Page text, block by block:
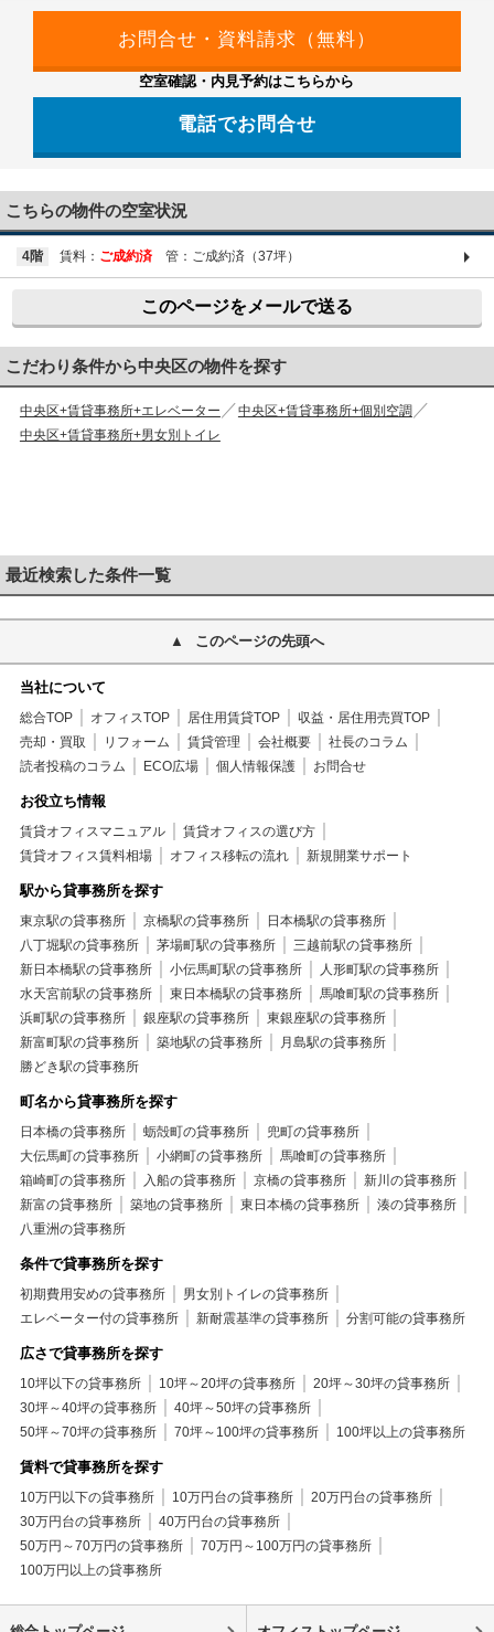
空室確認・内見予約はこちらから
電話でお問合せ
こちらの物件の空室状況
4階 賃料： ご成約済 管：ご成約済（37坪）
このページをメールで送る
こだわり条件から中央区の物件を探す
中央区+賃貸事務所+エレベーター
中央区+賃貸事務所+個別空調
中央区+賃貸事務所+男女別トイレ
最近検索した条件一覧
このページの先頭へ
当社について
総合TOP オフィスTOP 居住用賃貸TOP
収益・居住用売買TOP
売却・買取
リフォーム 賃貸管理 会社概要
社長のコラム
読者投稿のコラム
ECO広場 個人情報保護 お問合せ
お役立ち情報
賃貸オフィスマニュアル
賃貸オフィスの選び方
賃貸オフィス賃料相場
オフィス移転の流れ 新規開業サポート
駅から貸事務所を探す
東京駅の貸事務所 京橋駅の貸事務所
日本橋駅の貸事務所
八丁堀駅の貸事務所
茅場町駅の貸事務所
三越前駅の貸事務所
新日本橋駅の貸事務所
小伝馬町駅の貸事務所
人形町駅の貸事務所
水天宮前駅の貸事務所
東日本橋駅の貸事務所
馬喰町駅の貸事務所
浜町駅の貸事務所
銀座駅の貸事務所
東銀座駅の貸事務所
新富町駅の貸事務所
築地駅の貸事務所
月島駅の貸事務所
勝どき駅の貸事務所
町名から貸事務所を探す
日本橋の貸事務所 蛎殻町の貸事務所
兜町の貸事務所
大伝馬町の貸事務所
小網町の貸事務所
馬喰町の貸事務所
箱崎町の貸事務所
入船の貸事務所 京橋の貸事務所
新川の貸事務所
新富の貸事務所
築地の貸事務所 東日本橋の貸事務所
湊の貸事務所
八重洲の貸事務所
条件で貸事務所を探す
初期費用安めの貸事務所
男女別トイレの貸事務所
エレベーター付の貸事務所
新耐震基準の貸事務所 分割可能の貸事務所
広さで貸事務所を探す
10坪以下の貸事務所 10坪～20坪の貸事務所
20坪～30坪の貸事務所
30坪～40坪の貸事務所
40坪～50坪の貸事務所
50坪～70坪の貸事務所
70坪～100坪の貸事務所 100坪以上の貸事務所
賃料で貸事務所を探す
10万円以下の貸事務所 10万円台の貸事務所
20万円台の貸事務所
30万円台の貸事務所
40万円台の貸事務所
50万円～70万円の貸事務所
70万円～100万円の貸事務所
100万円以上の貸事務所